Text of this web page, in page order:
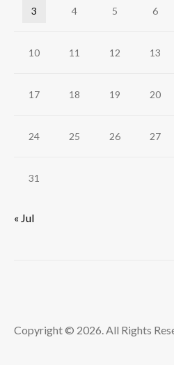
3 4 5 6
10 11 12 13
17 18 19 20
24 25 26 27
31
« Jul
Copyright © 2026. All Rights